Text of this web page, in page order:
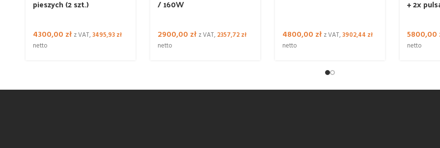
pieszych (2 szt.)
4300,00 zł z VAT,3495,93zł
netto
/ 160W
2900,00 zł z VAT,2357,72zł
netto
4800,00 zł z VAT,3902,44 zł
netto
+ 2x
5800,00
netto